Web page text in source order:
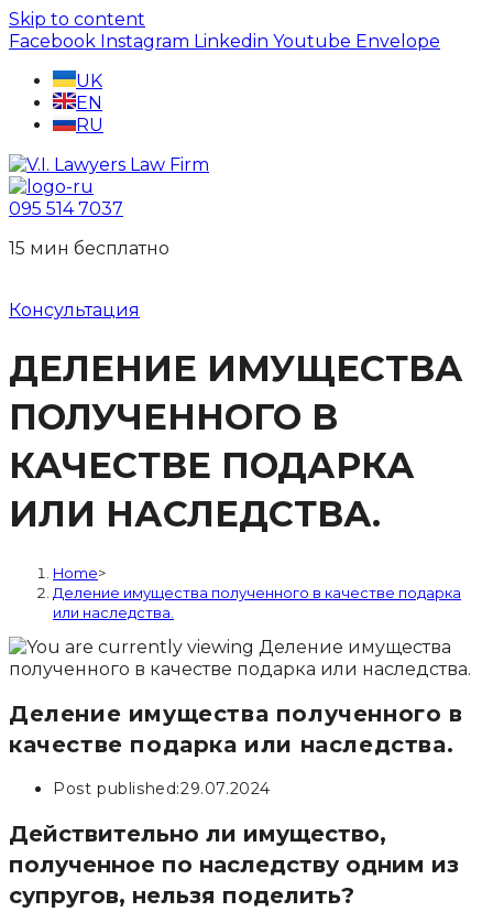
Skip to content
Facebook Instagram Linkedin Youtube Envelope
UK
EN
RU
095 514 7037
15 мин беcплатно
Консультация
ДЕЛЕНИЕ ИМУЩЕСТВА
ПОЛУЧЕННОГО В
КАЧЕСТВЕ ПОДАРКА
ИЛИ НАСЛЕДСТВА.
Home>
Деление имущества полученного в качестве подарка
или наследства.
Деление имущества полученного в
качестве подарка или наследства.
Post published:29.07.2024
Действительно ли имущество,
полученное по наследству одним из
супругов, нельзя поделить?